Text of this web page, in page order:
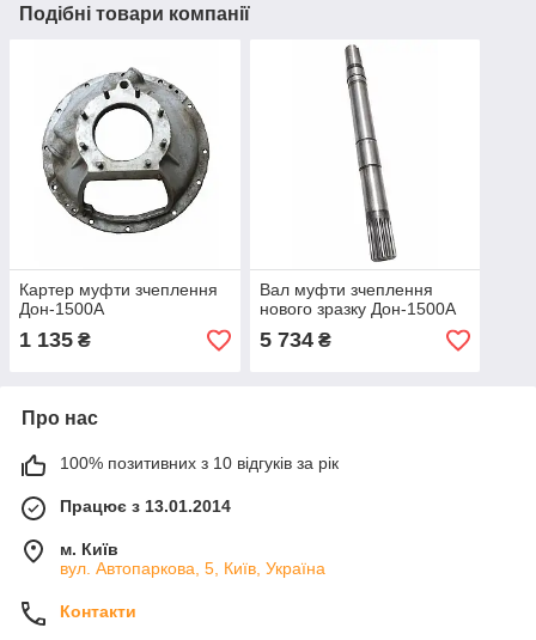
Подібні товари компанії
Картер муфти зчеплення
Дон-1500А
1 135 ₴
Вал муфти зчеплення
нового зразку Дон-1500А
5 734₴
Про нас
100% позитивних з 10 відгуків за рік
Працює з 13.01.2014
м. Київ
вул. Автопаркова, 5, Київ, Україна
Контакти